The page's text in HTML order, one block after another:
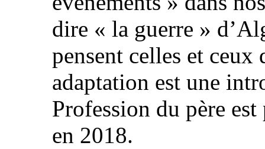
dire « la guerre »
pensent celles et
adaptation est une
Profession du père
en 2018.